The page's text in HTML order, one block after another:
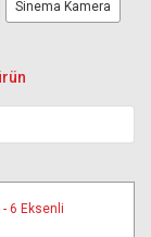
Başla
Sinema Kamera